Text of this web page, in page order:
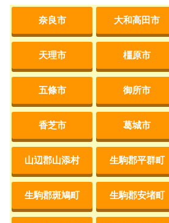
奈良市 大和高田市
天理市 橿原市
五條市 御所市
香芝市 葛城市
山辺郡山添村 生駒郡平群町
生駒郡斑鳩町 生駒郡安堵町